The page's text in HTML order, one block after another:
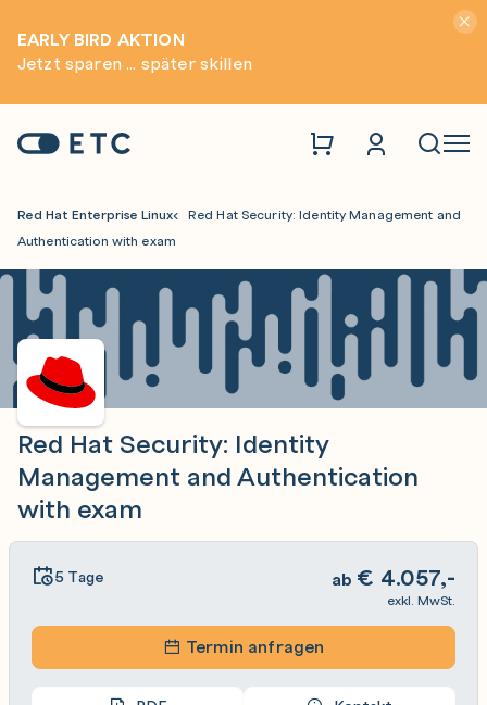
EARLY BIRD AKTION
Jetzt sparen ... später skillen
Startseite: ETC
Red Hat Enterprise Linux
Red Hat Security: Identity Management and
Authentication with exam
Red Hat Security: Identity
Management and Authentication
with exam
5 Tage ab € 4.057,-
exkl. MwSt.
Termin anfragen